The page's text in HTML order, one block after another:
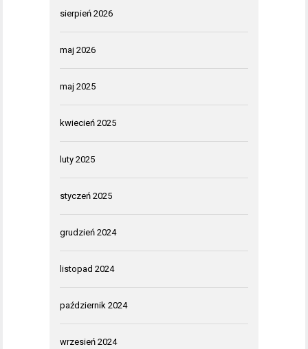
sierpień 2026
maj 2026
maj 2025
kwiecień 2025
luty 2025
styczeń 2025
grudzień 2024
listopad 2024
październik 2024
wrzesień 2024